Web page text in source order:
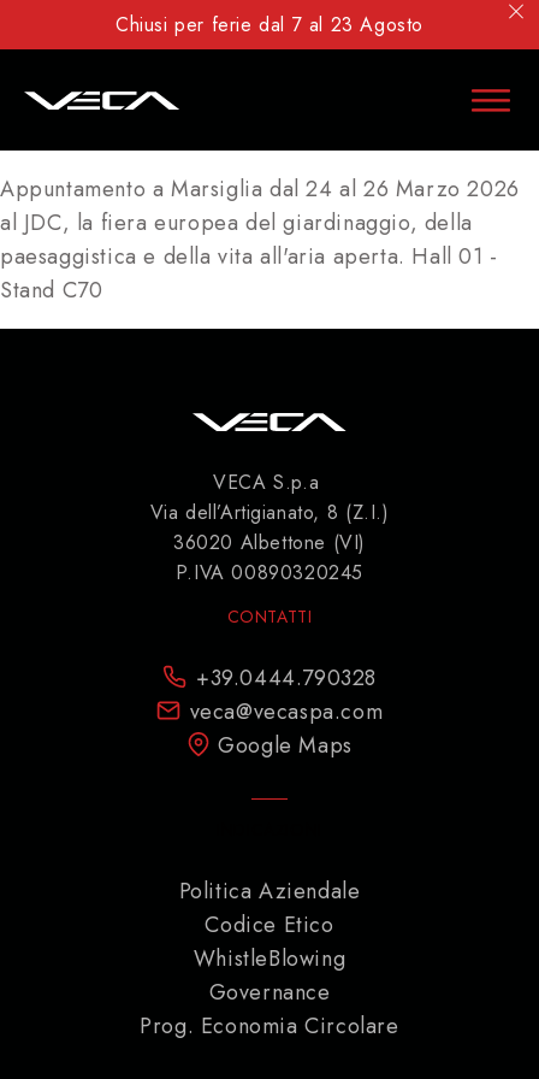
Chiusi per ferie dal 7 al 23 Agosto
Appuntamento a Marsiglia dal 24 al 26 Marzo 2026
al JDC, la fiera europea del giardinaggio, della
paesaggistica e della vita all'aria aperta. Hall 01 -
Stand C70
VECA S.p.a
Via dell’Artigianato, 8 (Z.I.)
36020 Albettone (VI)
P.IVA 00890320245
CONTATTI
+39.0444.790328
veca@vecaspa.com
Google Maps
Politica Aziendale
Codice Etico
WhistleBlowing
Governance
Prog. Economia Circolare